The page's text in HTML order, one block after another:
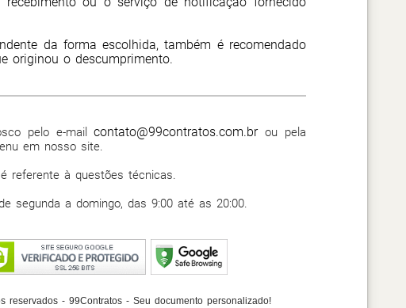
da forma escolhida, também é recomendado
originou o descumprimento.
pelo e-mailcontato@99contratos.com.brou pela
em nosso site.
referente à questões técnicas.
segunda a domingo, das 9:00 até as 20:00.
reservados - 99Contratos - Seu documento personalizado!